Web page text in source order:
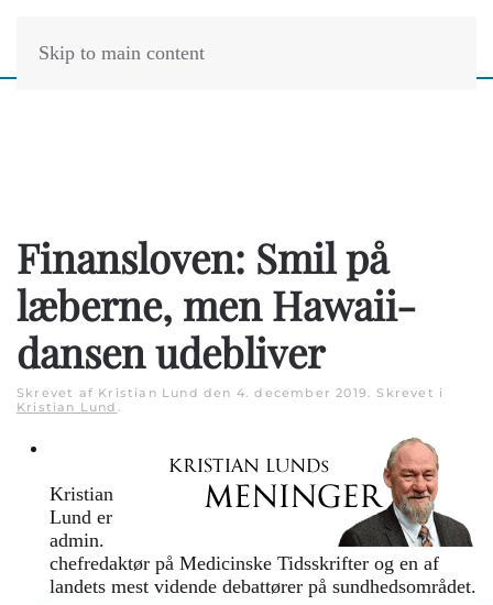
Skip to main content
Finansloven: Smil på
læberne, men Hawaii-
dansen udebliver
Skrevet af Kristian Lund den 4. december 2019. Skrevet i
Kristian Lund .
Kristian
Lund er
admin.
chefredaktør på Medicinske Tidsskrifter og en af
landets mest vidende debattører på sundhedsområdet.